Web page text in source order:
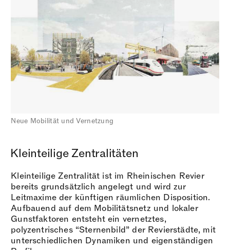
Neue Mobilität und Vernetzung
Kleinteilige Zentralitäten
Kleinteilige Zentralität ist im Rheinischen Revier
bereits grundsätzlich angelegt und wird zur
Leitmaxime der künftigen räumlichen Disposition.
Aufbauend auf dem Mobilitätsnetz und lokaler
Gunstfaktoren entsteht ein vernetztes,
polyzentrisches “Sternenbild” der Revierstädte, mit
unterschiedlichen Dynamiken und eigenständigen